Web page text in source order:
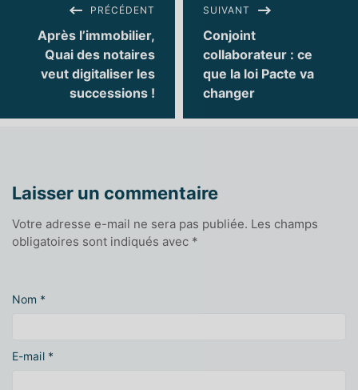
PRÉCÉDENT
Après l’immobilier,
Quai des notaires
veut digitaliser les
successions !
SUIVANT
Conjoint
collaborateur : ce
que la loi Pacte va
changer
Laisser un commentaire
Votre adresse e-mail ne sera pas publiée. Les champs
obligatoires sont indiqués avec *
Nom *
E-mail *